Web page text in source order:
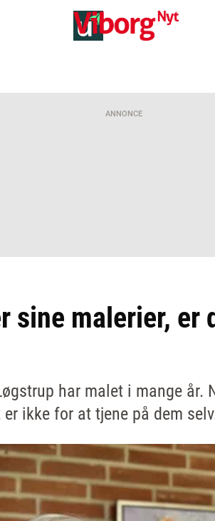
ANNONCE
sine malerier,
har malet i mange
ikke for at tjene på dem